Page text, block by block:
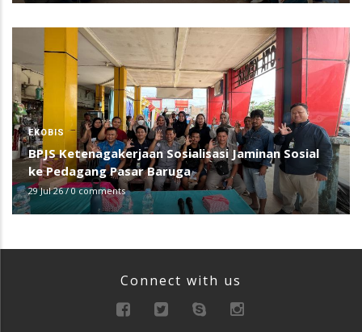
EKOBIS
BPJS Ketenagakerjaan Sosialisasi Jaminan Sosial
ke Pedagang Pasar Baruga
29 Jul 26/0 comments
Connect with us